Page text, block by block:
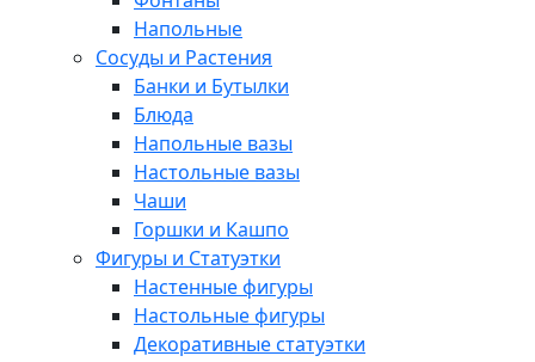
Напольные
Сосуды и Растения
Банки и Бутылки
Блюда
Напольные вазы
Настольные вазы
Чаши
Горшки и Кашпо
Фигуры и Статуэтки
Настенные фигуры
Настольные фигуры
Декоративные статуэтки